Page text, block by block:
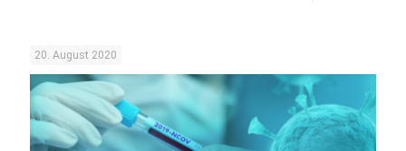
20. August 2020